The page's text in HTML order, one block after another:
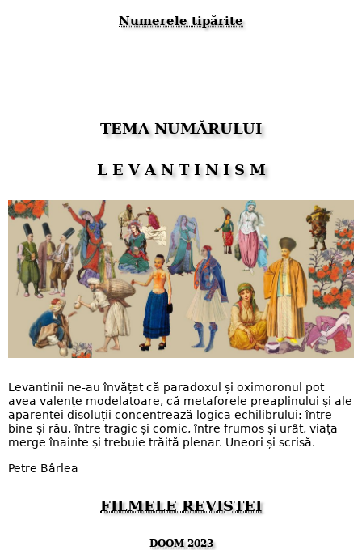
Numerele tipărite
TEMA NUMĂRULUI
L E V A N T I N I S M
Levantinii ne-au învățat că paradoxul și oximoronul pot
avea valențe modelatoare, că metaforele preaplinului și ale
aparentei disoluții concentrează logica echilibrului: între
bine și rău, între tragic și comic, între frumos și urât, viața
merge înainte și trebuie trăită plenar. Uneori și scrisă.
Petre Bârlea
FILMELE REVISTEI
DOOM 2023